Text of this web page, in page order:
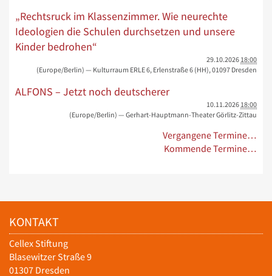
„Rechtsruck im Klassenzimmer. Wie neurechte
Ideologien die Schulen durchsetzen und unsere
Kinder bedrohen“
29.10.2026 18:00
(Europe/Berlin) — Kulturraum ERLE 6, Erlenstraße 6 (HH), 01097 Dresden
ALFONS – Jetzt noch deutscherer
10.11.2026 18:00
(Europe/Berlin) — Gerhart-Hauptmann-Theater Görlitz-Zittau
Vergangene Termine…
Kommende Termine…
KONTAKT
Cellex Stiftung
Blasewitzer Straße 9
01307 Dresden